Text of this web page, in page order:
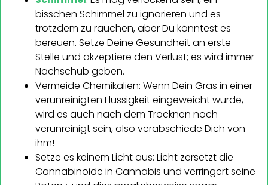
bisschen Schimmel zu ignorieren und es
trotzdem zu rauchen, aber Du könntest es
bereuen. Setze Deine Gesundheit an erste
Stelle und akzeptiere den Verlust; es wird immer
Nachschub geben.
Vermeide Chemikalien: Wenn Dein Gras in einer
verunreinigten Flüssigkeit eingeweicht wurde,
wird es auch nach dem Trocknen noch
verunreinigt sein, also verabschiede Dich von
ihm!
Setze es keinem Licht aus: Licht zersetzt die
Cannabinoide in Cannabis und verringert seine